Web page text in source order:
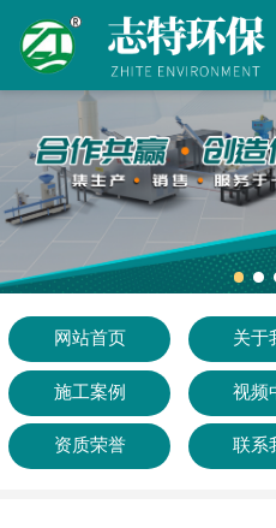
网站首页 关于
施工案例 视频
资质荣誉 联系